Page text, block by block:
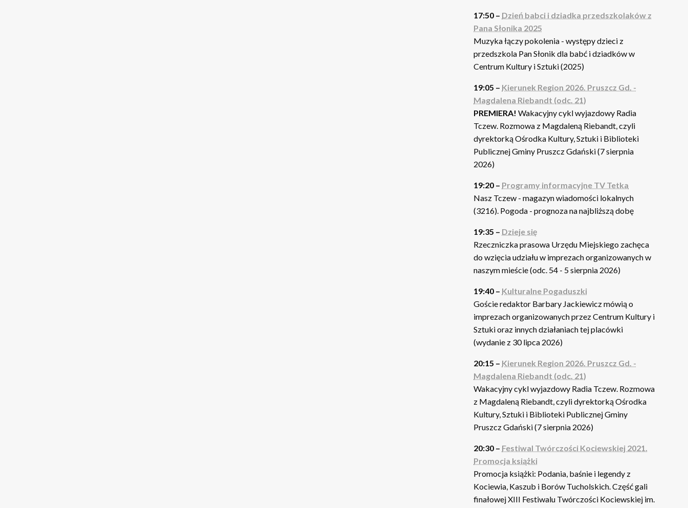
17:50 – Dzień babci i dziadka przedszkolaków z
Pana Słonika 2025
Muzyka łączy pokolenia - występy dzieci z
przedszkola Pan Słonik dla babć i dziadków w
Centrum Kultury i Sztuki (2025)
19:05 – Kierunek Region 2026. Pruszcz Gd. -
Magdalena Riebandt (odc. 21)
PREMIERA! Wakacyjny cykl wyjazdowy Radia
Tczew. Rozmowa z Magdaleną Riebandt, czyli
dyrektorką Ośrodka Kultury, Sztuki i Biblioteki
Publicznej Gminy Pruszcz Gdański (7 sierpnia
2026)
19:20 – Programy informacyjne TV Tetka
Nasz Tczew - magazyn wiadomości lokalnych
(3216). Pogoda - prognoza na najbliższą dobę
19:35 – Dzieje się
Rzeczniczka prasowa Urzędu Miejskiego zachęca
do wzięcia udziału w imprezach organizowanych w
naszym mieście (odc. 54 - 5 sierpnia 2026)
19:40 – Kulturalne Pogaduszki
Goście redaktor Barbary Jackiewicz mówią o
imprezach organizowanych przez Centrum Kultury i
Sztuki oraz innych działaniach tej placówki
(wydanie z 30 lipca 2026)
20:15 – Kierunek Region 2026. Pruszcz Gd. -
Magdalena Riebandt (odc. 21)
Wakacyjny cykl wyjazdowy Radia Tczew. Rozmowa
z Magdaleną Riebandt, czyli dyrektorką Ośrodka
Kultury, Sztuki i Biblioteki Publicznej Gminy
Pruszcz Gdański (7 sierpnia 2026)
20:30 – Festiwal Twórczości Kociewskiej 2021.
Promocja książki
Promocja książki: Podania, baśnie i legendy z
Kociewia, Kaszub i Borów Tucholskich. Część gali
finałowej XIII Festiwalu Twórczości Kociewskiej im.